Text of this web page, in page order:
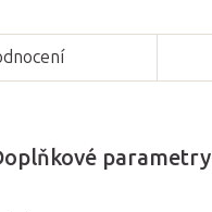
parametry